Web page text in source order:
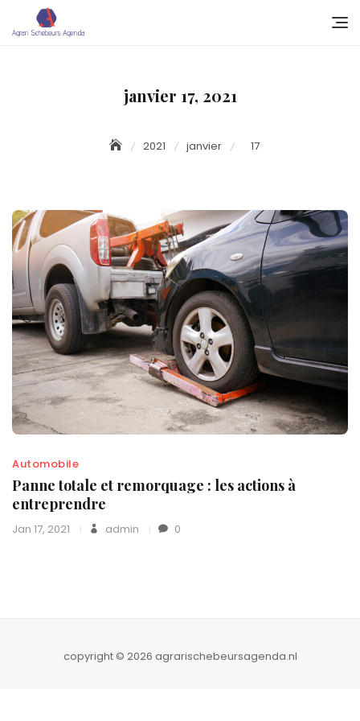
janvier 17, 2021
2021 janvier 17
Automobile
Panne totale et remorquage : les actions à
entreprendre
Jan 17, 2021 admin 0
copyright © 2026 agrarischebeursagenda.nl